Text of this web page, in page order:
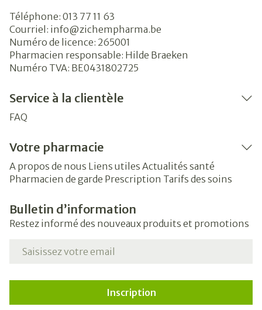
Téléphone: 013 77 11 63
Courriel: info@zichempharma.be
Numéro de licence: 265001
Pharmacien responsable: Hilde Braeken
Numéro TVA: BE0431802725
Service à la clientèle
FAQ
Votre pharmacie
A propos de nous Liens utiles Actualités santé
Pharmacien de garde Prescription Tarifs des soins
Bulletin d’information
Restez informé des nouveaux produits et promotions
Adresse mail
Inscription